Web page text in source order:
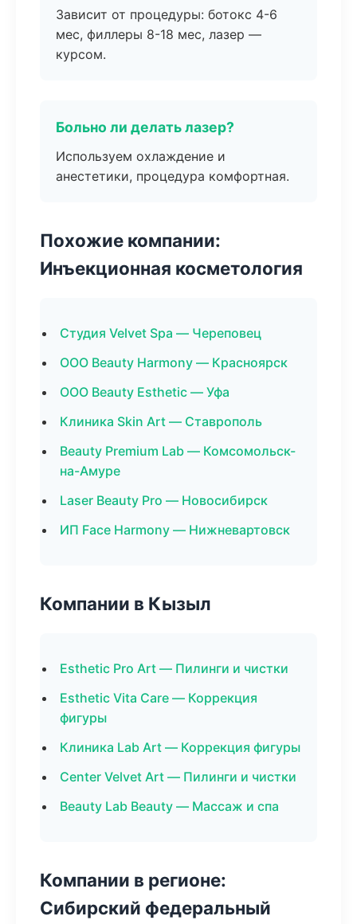
Зависит от процедуры: ботокс 4-6
мес, филлеры 8-18 мес, лазер —
курсом.
Больно ли делать лазер?
Используем охлаждение и
анестетики, процедура комфортная.
Похожие компании:
Инъекционная косметология
Студия Velvet Spa — Череповец
ООО Beauty Harmony — Красноярск
ООО Beauty Esthetic — Уфа
Клиника Skin Art — Ставрополь
Beauty Premium Lab — Комсомольск-
на-Амуре
Laser Beauty Pro — Новосибирск
ИП Face Harmony — Нижневартовск
Компании в Кызыл
Esthetic Pro Art — Пилинги и чистки
Esthetic Vita Care — Коррекция
фигуры
Клиника Lab Art — Коррекция фигуры
Center Velvet Art — Пилинги и чистки
Beauty Lab Beauty — Массаж и спа
Компании в регионе:
Сибирский федеральный